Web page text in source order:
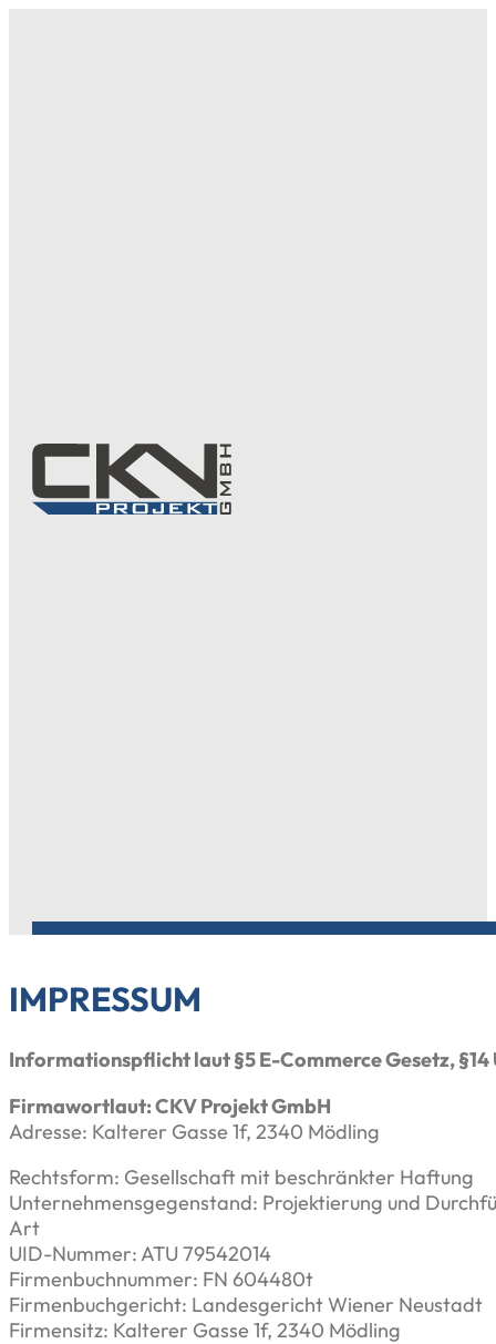
IMPRESSUM
Informationspflicht laut §5 E-Commerce Gesetz,
Firmawortlaut: CKV Projekt GmbH
Adresse: Kalterer Gasse 1f, 2340 Mödling
Rechtsform: Gesellschaft mit beschränkter Haftung
Unternehmensgegenstand: Projektierung und
Art
UID-Nummer: ATU 79542014
Firmenbuchnummer: FN 604480t
Firmenbuchgericht: Landesgericht Wiener Neustadt
Firmensitz: Kalterer Gasse 1f, 2340 Mödling